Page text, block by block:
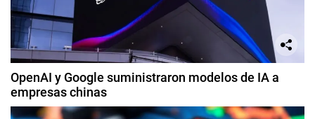
OpenAI y Google suministraron modelos de IA a
empresas chinas